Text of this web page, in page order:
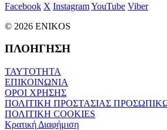
Facebook X InstagramYouTube Viber
© 2026 ENIKOS
ΠΛΟΗΓΗΣΗ
ΤΑΥΤΟΤΗΤΑ
ΕΠΙΚΟΙΝΩΝΙΑ
ΟΡΟΙ ΧΡΗΣΗΣ
ΠΟΛΙΤΙΚΗ ΠΡΟΣΤΑΣΙΑΣ
ΠΟΛΙΤΙΚΗ COOKIES
Κρατική Διαφήμιση